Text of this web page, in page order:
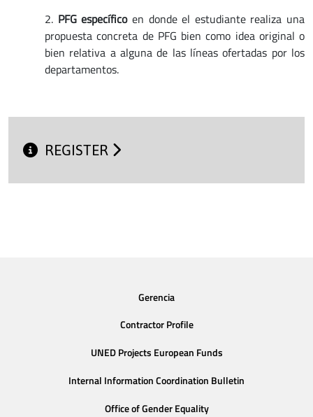
2. PFG específico en donde el estudiante realiza una
propuesta concreta de PFG bien como idea original o
bien relativa a alguna de las líneas ofertadas por los
departamentos.
REGISTER
Gerencia
Contractor Profile
UNED Projects European Funds
Internal Information Coordination Bulletin
Office of Gender Equality